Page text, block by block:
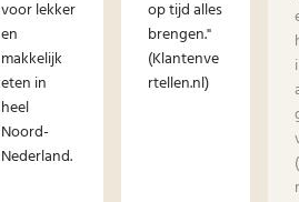
voor lekker
en
makkelijk
eten in
heel
Noord-
Nederland.
op tijd alles
brengen."
(Klantenve
rtellen.nl)